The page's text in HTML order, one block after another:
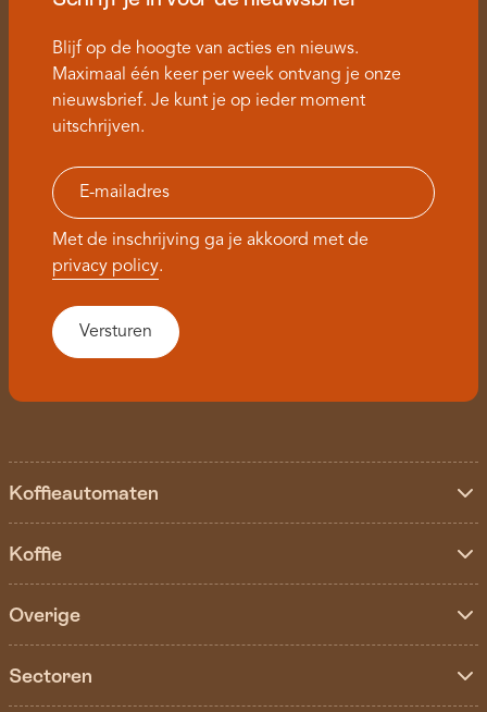
Blijf op de hoogte van acties en nieuws.
Maximaal één keer per week ontvang je onze
nieuwsbrief. Je kunt je op ieder moment
uitschrijven.
Met de inschrijving ga je akkoord met de
privacy policy.
Koffieautomaten
Koffie
Overige
Sectoren